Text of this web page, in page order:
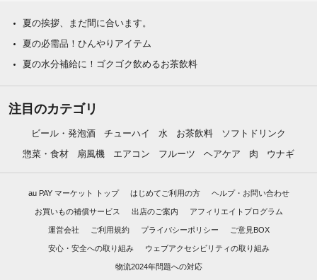
夏の挨拶、まだ間に合います。
夏の必需品！ひんやりアイテム
夏の水分補給に！ゴクゴク飲めるお茶飲料
注目のカテゴリ
ビール・発泡酒 チューハイ 水 お茶飲料
ソフトドリンク
惣菜・食材
扇風機 エアコン フルーツ ヘアケア 肉 ウナギ
au PAY マーケット トップ はじめてご利用の方 ヘルプ・お問い合わせ
お買いもの補償サービス 出店のご案内 アフィリエイトプログラム
運営会社 ご利用規約 プライバシーポリシー ご意見BOX
安心・安全への取り組み ウェブアクセシビリティの取り組み
物流2024年問題への対応